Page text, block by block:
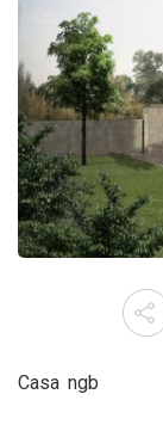
Casa ngb